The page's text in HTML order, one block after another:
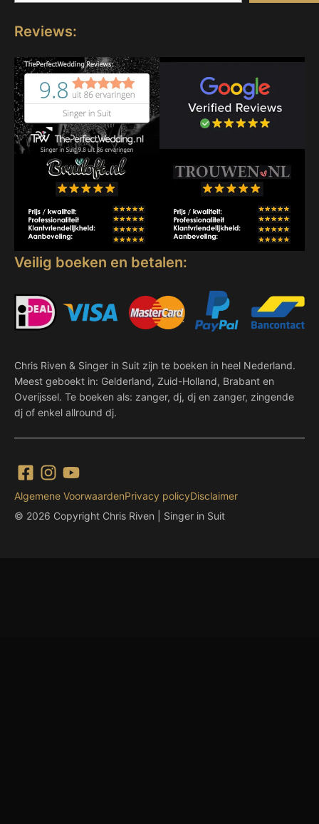
Reviews:
Veilig boeken en betalen:
Chris Riven & Singer in Suit zijn te boeken in heel Nederland.
Meest geboekt in: Gelderland, Zuid-Holland, Brabant en
Overijssel. Te boeken als: zanger, dj, dj en zanger, zingende
dj of enkel allround dj.
© 2026 Copyright Chris Riven | Singer in Suit
Algemene VoorwaardenPrivacy policyDisclaimer